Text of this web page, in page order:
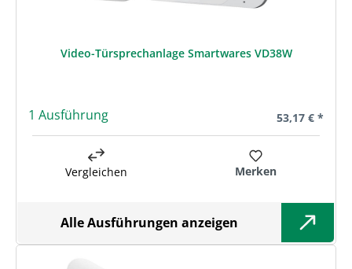
Video-Türsprechanlage Smartwares VD38W
1 Ausführung Regulärer
53,17 € *
Vergleichen Merken
Alle Ausführungen anzeigen